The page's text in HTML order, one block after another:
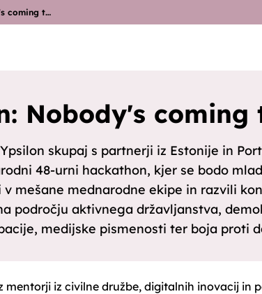
coming t…
Nobody's coming
skupaj s partnerji iz Estonije in
48-urni hackathon, kjer se bodo
v mešane mednarodne ekipe in razvili
področju aktivnega državljanstva,
medijske pismenosti ter boja proti
mentorji iz civilne družbe, digitalnih inovacij in